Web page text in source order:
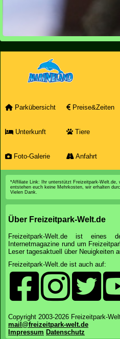
Parkübersicht Preise&Zeiten
Unterkunft Tiere
Foto-Galerie Anfahrt
*Affiliate Link: Ihr unterstützt Freizeitpark-Welt.de,
entstehen euch keine Mehrkosten, wir erhalten
Vielen Dank.
Über Freizeitpark-Welt.de
Freizeitpark-Welt.de ist eines
Internetmagazine rund um
Leser tagesaktuell über Neuigkeiten
Freizeitpark-Welt.de ist auch auf:
Copyright 2003-2026 Freizeitpark-
mail@freizeitpark-welt.de
Impressum Datenschutz